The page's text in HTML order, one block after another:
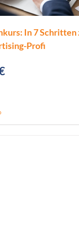
In 7 Schritten
Profi
Aktueller